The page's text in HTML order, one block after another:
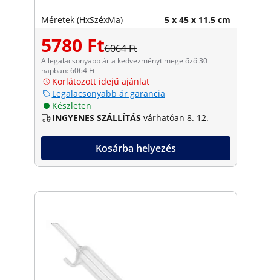
Méretek (HxSzéxMa) 5 x 45 x 11.5 cm
5780 Ft6064 Ft
A legalacsonyabb ár a kedvezményt megelőző 30
napban: 6064 Ft
Korlátozott idejű ajánlat
Legalacsonyabb ár garancia
Készleten
INGYENES SZÁLLÍTÁS várhatóan 8. 12.
Kosárba helyezés